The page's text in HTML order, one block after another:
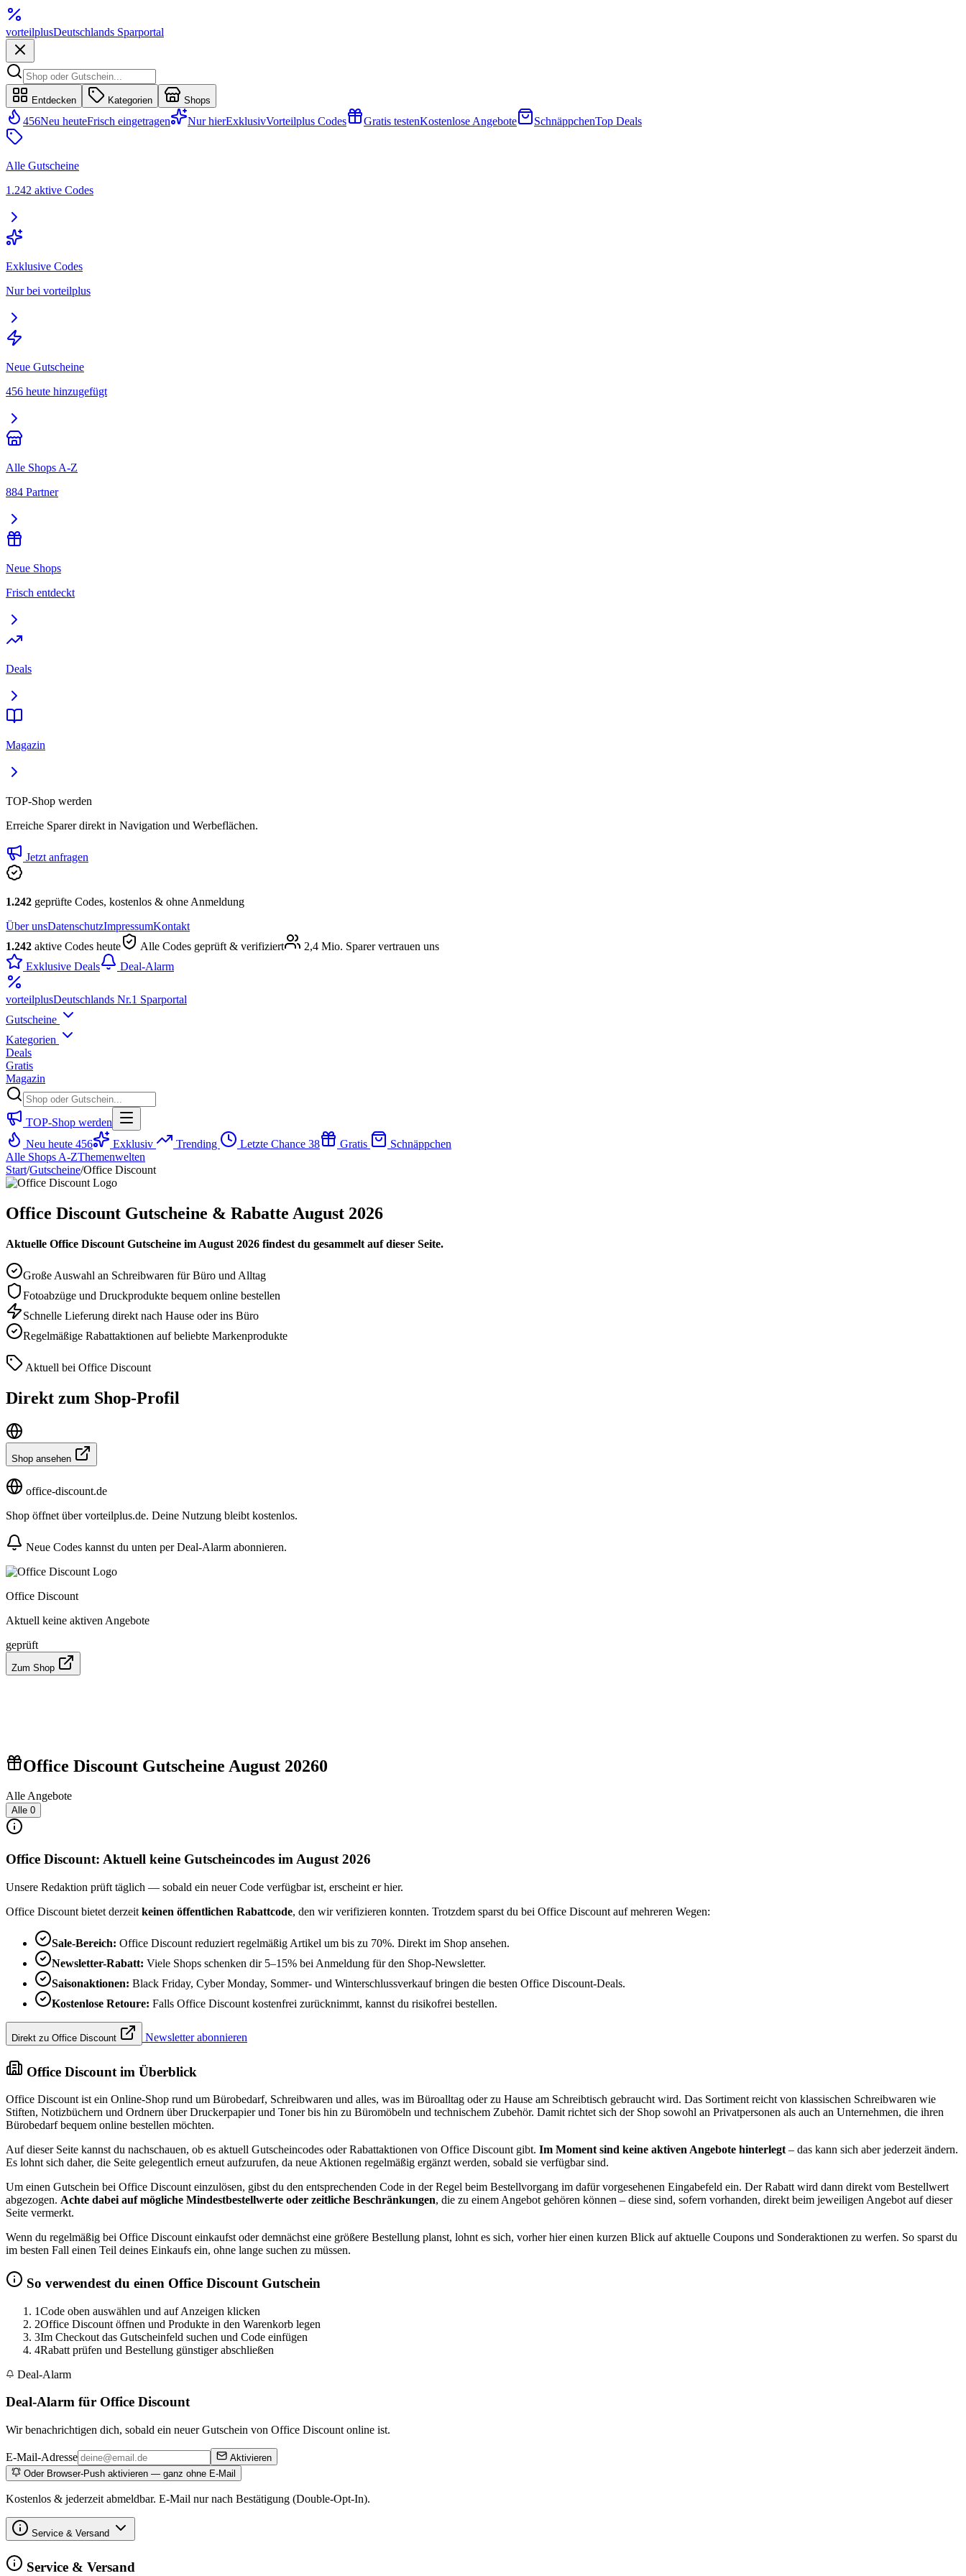
vorteilplusDeutschlands Sparportal
Entdecken Kategorien Shops
456Neu heuteFrisch eingetragen Nur hierExklusivVorteilplus Codes Gratis testenKostenlose Angebote SchnäppchenTop Deals
Alle Gutscheine
1.242 aktive Codes
Exklusive Codes
Nur bei vorteilplus
Neue Gutscheine
456 heute hinzugefügt
Alle Shops A-Z
884 Partner
Neue Shops
Frisch entdeckt
Deals
Magazin
TOP-Shop werden
Erreiche Sparer direkt in Navigation und Werbeflächen.
Jetzt anfragen
1.242 geprüfte Codes, kostenlos & ohne Anmeldung
Über unsDatenschutzImpressumKontakt
1.242 aktive Codes heute Alle Codes geprüft & verifiziert
2,4 Mio. Sparer vertrauen uns
Exklusive Deals
Deal-Alarm
vorteilplusDeutschlands Nr.1 Sparportal
Gutscheine
Kategorien
Deals
Gratis
Magazin
TOP-Shop werden
Neu heute 456 Exklusiv Trending Letzte Chance 38 Gratis
Schnäppchen
Alle Shops A-ZThemenwelten
Start/Gutscheine/Office Discount
Office Discount Gutscheine & Rabatte August 2026
Aktuelle Office Discount Gutscheine im August 2026 findest du gesammelt auf dieser Seite.
Große Auswahl an Schreibwaren für Büro und Alltag
Fotoabzüge und Druckprodukte bequem online bestellen
Schnelle Lieferung direkt nach Hause oder ins Büro
Regelmäßige Rabattaktionen auf beliebte Markenprodukte
Aktuell bei Office Discount
Direkt zum Shop-Profil
Shop ansehen
office-discount.de
Shop öffnet über vorteilplus.de. Deine Nutzung bleibt kostenlos.
Neue Codes kannst du unten per Deal-Alarm abonnieren.
Office Discount
Aktuell keine aktiven Angebote
geprüft
Zum Shop
Office Discount Gutscheine August 20260
Alle Angebote
Alle 0
Office Discount: Aktuell keine Gutscheincodes im August 2026
Unsere Redaktion prüft täglich — sobald ein neuer Code verfügbar ist, erscheint er hier.
Office Discount bietet derzeit keinen öffentlichen Rabattcode, den wir verifizieren konnten. Trotzdem sparst du bei Office Discount auf mehreren Wegen:
Sale-Bereich: Office Discount reduziert regelmäßig Artikel um bis zu 70%. Direkt im Shop ansehen.
Newsletter-Rabatt: Viele Shops schenken dir 5–15% bei Anmeldung für den Shop-Newsletter.
Saisonaktionen: Black Friday, Cyber Monday, Sommer- und Winterschlussverkauf bringen die besten Office Discount-Deals.
Kostenlose Retoure: Falls Office Discount kostenfrei zurücknimmt, kannst du risikofrei bestellen.
Direkt zu Office Discount Newsletter abonnieren
Office Discount im Überblick
Office Discount ist ein Online-Shop rund um Bürobedarf, Schreibwaren und alles, was im Büroalltag oder zu Hause am Schreibtisch gebraucht wird. Das Sortiment reicht von klassischen Schreibwaren wie
Stiften, Notizbüchern und Ordnern über Druckerpapier und Toner bis hin zu Büromöbeln und technischem Zubehör. Damit richtet sich der Shop sowohl an Privatpersonen als auch an Unternehmen, die ihren
Bürobedarf bequem online bestellen möchten.
Auf dieser Seite kannst du nachschauen, ob es aktuell Gutscheincodes oder Rabattaktionen von Office Discount gibt. Im Moment sind keine aktiven Angebote hinterlegt – das kann sich aber jederzeit ändern.
Es lohnt sich daher, die Seite gelegentlich erneut aufzurufen, da neue Aktionen regelmäßig ergänzt werden, sobald sie verfügbar sind.
Um einen Gutschein bei Office Discount einzulösen, gibst du den entsprechenden Code in der Regel beim Bestellvorgang im dafür vorgesehenen Eingabefeld ein. Der Rabatt wird dann direkt vom Bestellwert
abgezogen. Achte dabei auf mögliche Mindestbestellwerte oder zeitliche Beschränkungen, die zu einem Angebot gehören können – diese sind, sofern vorhanden, direkt beim jeweiligen Angebot auf dieser
Seite vermerkt.
Wenn du regelmäßig bei Office Discount einkaufst oder demnächst eine größere Bestellung planst, lohnt es sich, vorher hier einen kurzen Blick auf aktuelle Coupons und Sonderaktionen zu werfen. So sparst du
im besten Fall einen Teil deines Einkaufs ein, ohne lange suchen zu müssen.
So verwendest du einen Office Discount Gutschein
1Code oben auswählen und auf Anzeigen klicken
2Office Discount öffnen und Produkte in den Warenkorb legen
3Im Checkout das Gutscheinfeld suchen und Code einfügen
4Rabatt prüfen und Bestellung günstiger abschließen
Deal-Alarm
Deal-Alarm für Office Discount
Wir benachrichtigen dich, sobald ein neuer Gutschein von Office Discount online ist.
E-Mail-Adresse
Aktivieren
Oder Browser-Push aktivieren — ganz ohne E-Mail
Kostenlos & jederzeit abmeldbar. E-Mail nur nach Bestätigung (Double-Opt-In).
Service & Versand
Service & Versand